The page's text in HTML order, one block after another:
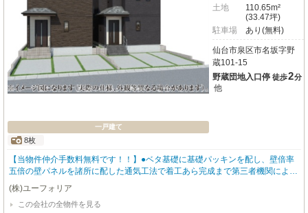
一戸建て
8枚
土地
110.65m²
(33.47坪)
駐車場
あり(無料)
仙台市泉区市名坂字野
蔵101-15
野蔵団地入口停 徒歩2分
他
【当物件仲介手数料無料です！！】●ベタ基礎に基礎パッキンを配し、壁倍率
五倍の壁パネルを諸所に配した通気工法で着工あら完成まで第三者機関による
計四回の検査を通過した物件のみ引き渡している為地震に強い家です●住宅性
能表示制度最高等級取得（設計住宅性能評価＋建設住宅性能評価）、長期優良
住宅認定物件（耐震、省エネ性等高い）、フラット35適合証明書あり
(株)ユーフォリア
この会社の全物件を見る